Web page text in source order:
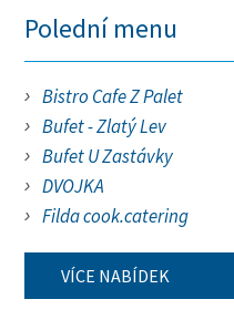
Polední menu
Bistro Cafe Z Palet
Bufet - Zlatý Lev
Bufet U Zastávky
DVOJKA
Filda cook.catering
VÍCE NABÍDEK